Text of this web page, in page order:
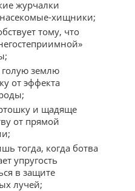
журчалки
хищники;
тому, что
голую землю
от эффекта
и щадяще
от прямой
тогда, когда ботва
упругость
в защите
лучей;